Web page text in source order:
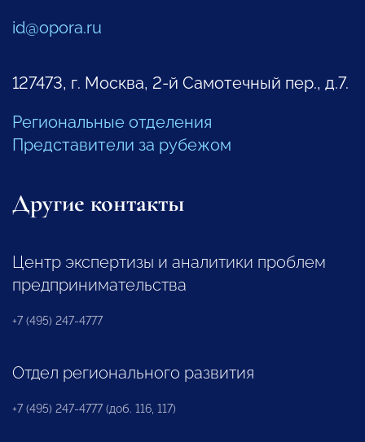
id@opora.ru
127473, г. Москва, 2-й Самотечный пер., д.7.
Региональные отделения
Представители за рубежом
Другие контакты
Центр экспертизы и аналитики проблем
предпринимательства
+7 (495) 247-4777
Отдел регионального развития
+7 (495) 247-4777 (доб. 116, 117)